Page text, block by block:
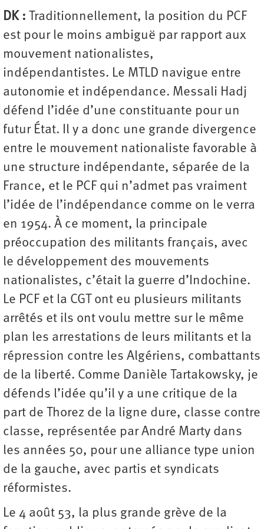
DK : Traditionnellement, la position du PCF
est pour le moins ambiguë par rapport aux
mouvement nationalistes,
indépendantistes. Le MTLD navigue entre
autonomie et indépendance. Messali Hadj
défend l’idée d’une constituante pour un
futur État. Il y a donc une grande divergence
entre le mouvement nationaliste favorable à
une structure indépendante, séparée de la
France, et le PCF qui n’admet pas vraiment
l’idée de l’indépendance comme on le verra
en 1954. À ce moment, la principale
préoccupation des militants français, avec
le développement des mouvements
nationalistes, c’était la guerre d’Indochine.
Le PCF et la CGT ont eu plusieurs militants
arrêtés et ils ont voulu mettre sur le même
plan les arrestations de leurs militants et la
répression contre les Algériens, combattants
de la liberté. Comme Danièle Tartakowsky, je
défends l’idée qu’il y a une critique de la
part de Thorez de la ligne dure, classe contre
classe, représentée par André Marty dans
les années 50, pour une alliance type union
de la gauche, avec partis et syndicats
réformistes.
Le 4 août 53, la plus grande grève de la